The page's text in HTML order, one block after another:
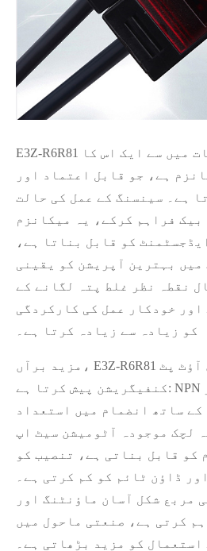
E3Z-R6R81 سینسر کی اہم خصوصیات میں سے ایک اس کا
ہے، جو قابل اعتماد اور
ہے۔ سینسنگ کے عمل کی حالت
بیک فراہم کرکے، یہ میکانزم
کو قابل بناتا ہے،
میں بہترین آپریشن کو یقینی
نقطہ نظر غلط پتہ لگانے کے
اور خودکار عمل کی کارکردگی
کو زیادہ سے زیادہ کرتا ہے۔
مزید برآں، E3Z-R6R81 سینسر دوہری آؤٹ پٹ
کنفیگریشن پیش کرتا ہے: NPN اور PNP، مختلف قسم
ساتھ انضمام میں استعداد
لچک موجودہ آٹومیشن سیٹ اپ
کو قابل بناتی ہے، تنصیب کو
ڈاؤن ٹائم کو کم کرتی ہے۔
مربع شکل آسان ماؤنٹنگ اور
کرتی ہے، صنعتی ماحول میں
استعمال کو مزید بڑھاتی ہے۔